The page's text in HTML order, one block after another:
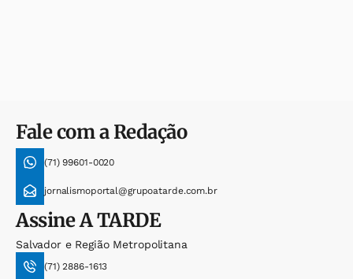
Fale com a Redação
(71) 99601-0020
jornalismoportal@grupoatarde.com.br
AssineA TARDE
Salvador e Região Metropolitana
(71) 2886-1613